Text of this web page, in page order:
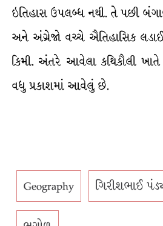
ઇતિહાસ ઉપલબ્ધ નથી. તે પછી
અને અંગ્રેજો વચ્ચે ઐતિહાસિક
કિમી. અંતરે આવેલા કથિકૌલી
વધુ પ્રકાશમાં આવેલું છે.
Geography ગિરીશભાઈ